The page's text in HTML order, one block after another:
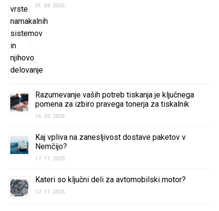
01. 04. 2026
Razumevanje vaših potreb tiskanja je ključnega
pomena za izbiro pravega tonerja za tiskalnik
16. 02. 2026
Kaj vpliva na zanesljivost dostave paketov v
Nemčijo?
17. 11. 2025
Kateri so ključni deli za avtomobilski motor?
12. 11. 2025